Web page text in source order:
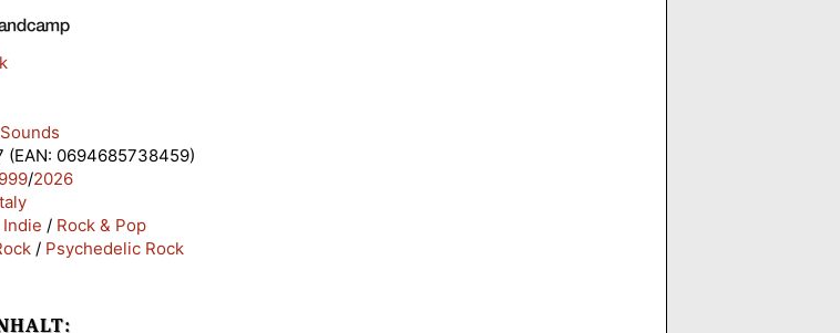
(EAN: 0694685738459)
/2026
/ Rock & Pop
/ Psychedelic Rock